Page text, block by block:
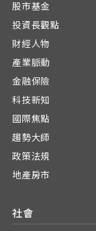
股市基金
投資長觀點
財經人物
產業脈動
金融保險
科技新知
國際焦點
趨勢大師
政策法規
地產房市
社會